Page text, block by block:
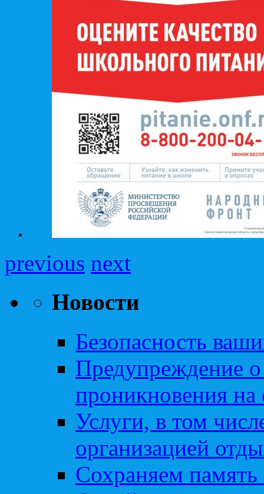
previous next
Новости
Безопасность
Предупреждение о
проникновения на
Услуги, в том
организацией
Сохраняем память